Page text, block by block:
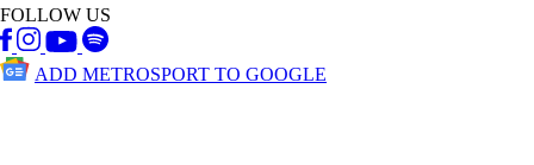
FOLLOW US
ADD METROSPORT TO GOOGLE